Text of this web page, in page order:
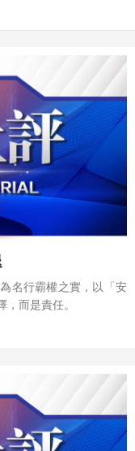
刊，累計引用逾6,000
轉化。此外，香港還有
新加坡國立大學電機與
止已被引用超過5,000
新冠肺炎的論文，該文
名行霸權之實，以「安
而是責任。